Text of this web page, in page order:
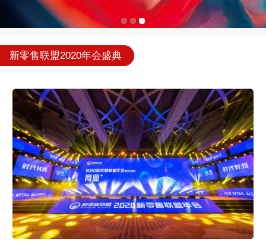
新零售联盟2020年会盛典